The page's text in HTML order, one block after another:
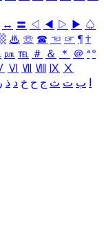
↔ 〓 ◁ ◀ ▷ ▶ ♤
♨ ☏ ☎ ☜ ☞ ¶ †
㏘ ℡ ＃ ＆ ＊ ＠ ª º
Ⅵ Ⅶ Ⅷ Ⅸ Ⅹ
ب ت ث ج ح خ د ذ ر